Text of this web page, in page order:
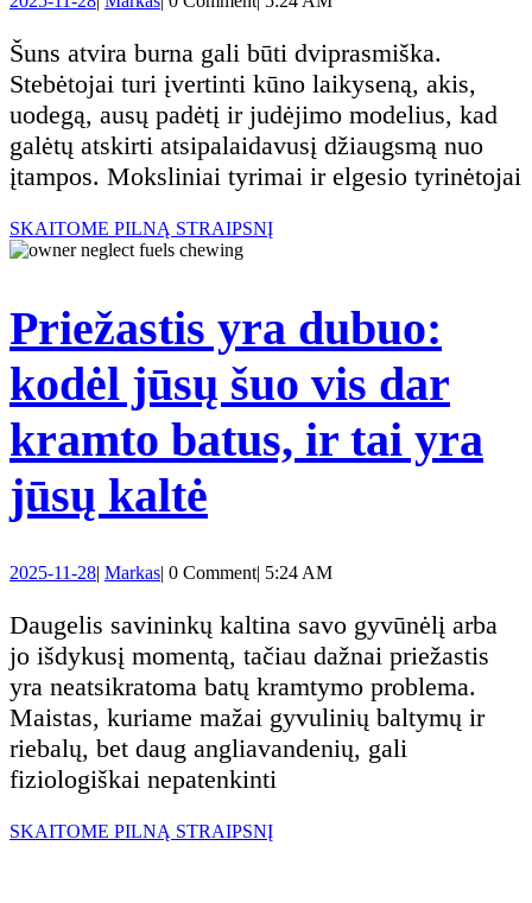
kaip
laimės
streso
28
Šuns atvira burna gali būti dviprasmiška.
Stebėtojai turi įvertinti kūno laikyseną, akis,
uodegą, ausų padėtį ir judėjimo modelius, kad
galėtų atskirti atsipalaidavusį džiaugsmą nuo
įtampos. Moksliniai tyrimai ir elgesio tyrinėtojai
SKAITOME PILNĄ STRAIPSNĮSKAITOME
Priežastis yra dubuo:
kodėl jūsų šuo vis dar
kramto batus, ir tai yra
jūsų kaltė
dubuo:
kodėl
jūsų
šuo
vis
2025-11-282025-
| MarkasMarkas
| 0 Comment| 5:24 AM
Daugelis savininkų kaltina savo gyvūnėlį arba
jo išdykusį momentą, tačiau dažnai priežastis
yra neatsikratoma batų kramtymo problema.
Maistas, kuriame mažai gyvulinių baltymų ir
riebalų, bet daug angliavandenių, gali
fiziologiškai nepatenkinti
SKAITOME PILNĄ STRAIPSNĮSKAITOME